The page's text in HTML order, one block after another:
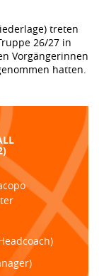
treten
26/27 in
Vorgängerinnen
hatten.